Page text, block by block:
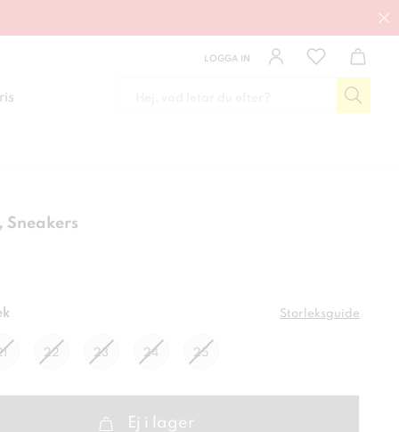
LOGGA IN
Sneakers
Storleksguide
22 23 24 25
Ej i lager